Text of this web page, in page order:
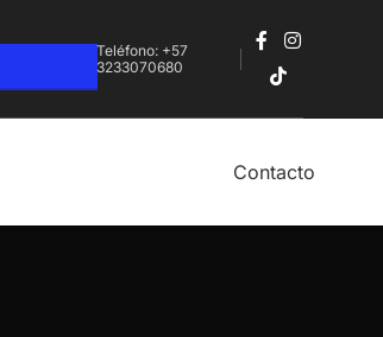
Teléfono: +57
3233070680‬
Contacto